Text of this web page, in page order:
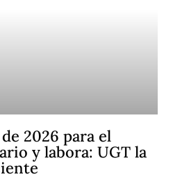
2026 para el
y labora: UGT la